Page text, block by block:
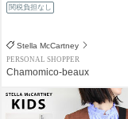
関税負担なし
Stella McCartney
PERSONAL SHOPPER
Chamomico-beaux